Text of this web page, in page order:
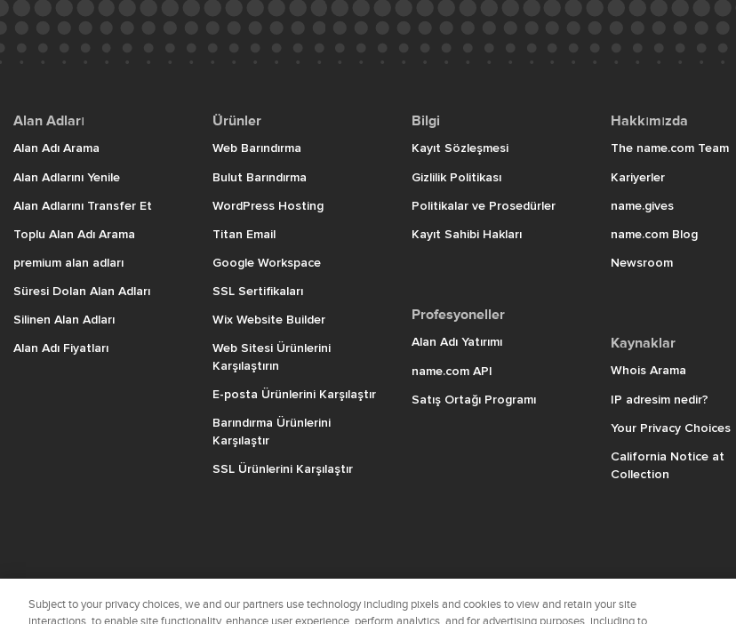
Alan Adları
Alan Adı Arama
Alan Adlarını Yenile
Alan Adlarını Transfer Et
Toplu Alan Adı Arama
premium alan adları
Süresi Dolan Alan Adları
Silinen Alan Adları
Alan Adı Fiyatları
Ürünler
Web Barındırma
Bulut Barındırma
WordPress Hosting
Titan Email
Google Workspace
SSL Sertifikaları
Wix Website Builder
Web Sitesi Ürünlerini
Karşılaştırın
E-posta Ürünlerini Karşılaştır
Barındırma Ürünlerini
Karşılaştır
SSL Ürünlerini Karşılaştır
Bilgi
Kayıt Sözleşmesi
Gizlilik Politikası
Politikalar ve Prosedürler
Kayıt Sahibi Hakları
Profesyoneller
Alan Adı Yatırımı
name.com API
Satış Ortağı Programı
Hakkımızda
The name.com Team
Kariyerler
name.gives
name.com Blog
Newsroom
Kaynaklar
Whois Arama
IP adresim nedir?
Your Privacy Choices
California Notice at
Collection
Subject to your privacy choices, we and our partners use technology including pixels and cookies to view and retain your site